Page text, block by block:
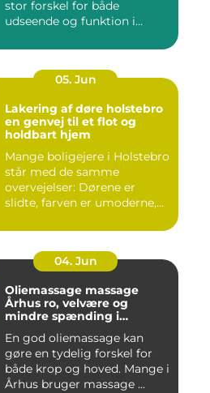
stor forskel for både
udseende og funktion i
05. Jun
Lakering af døre holstebro
en genvej til et flot og
holdbart hjem
Mange boligejere i Holstebro
står med de samme
overvejelser: Dørene er
slidte, farven er umoderne,
04. Jun
Oliemassage massage
Århus ro, velvære og
mindre spænding i
En god oliemassage kan
gøre en tydelig forskel for
både krop og hoved. Mange i
Århus bruger massage ...